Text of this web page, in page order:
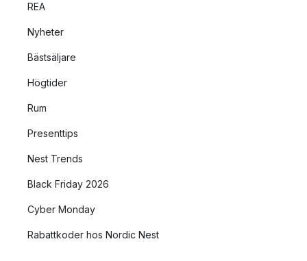
REA
Nyheter
Bästsäljare
Högtider
Rum
Presenttips
Nest Trends
Black Friday 2026
Cyber Monday
Rabattkoder hos Nordic Nest